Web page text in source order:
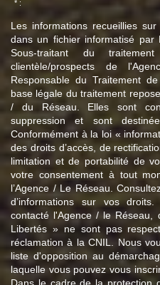
* :
Les informations recueillies
dans un fichier informatisé par
Sous-traitant du
clientèle/prospects de
Responsable du Traitement
base légale du traitement
/ du Réseau. Elles sont
suppression et sont
Conformément à la loi «
des droits d’accès, de
limitation et de portabilité de
votre consentement à tout
l’Agence / Le Réseau.
d’informations sur vos
contacté l'Agence / le
Libertés » ne sont pas
réclamation à la CNIL. Nous
liste d'opposition au
laquelle vous pouvez vous